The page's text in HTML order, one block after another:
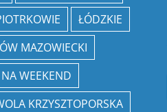
ŁÓDZKIE
MAZOWIECKI
WEEKEND
KRZYSZTOPORSKA